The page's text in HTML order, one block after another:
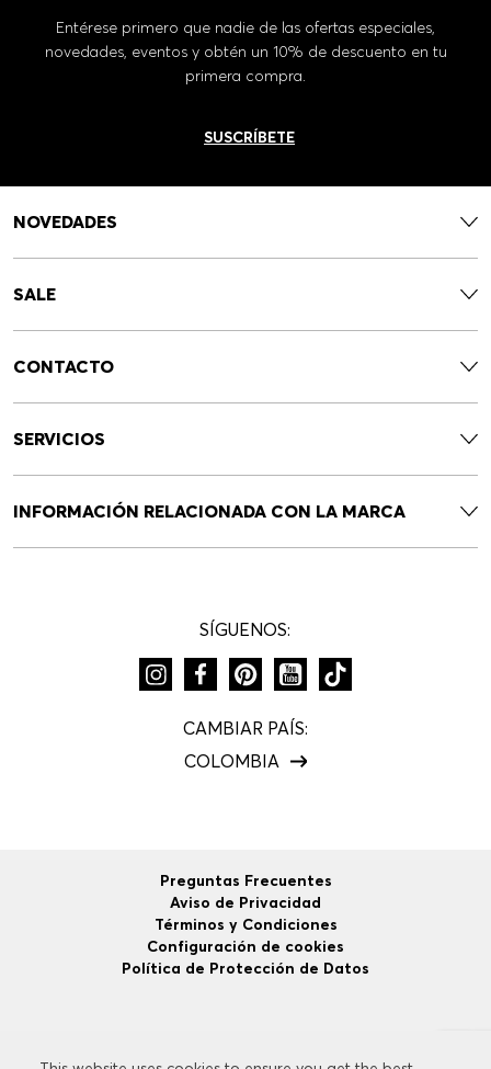
Entérese primero que nadie de las ofertas especiales,
novedades, eventos y obtén un 10% de descuento en tu
primera compra.
SUSCRÍBETE
NOVEDADES
SALE
CONTACTO
SERVICIOS
INFORMACIÓN RELACIONADA CON LA MARCA
SÍGUENOS:
CAMBIAR PAÍS:
COLOMBIA
Preguntas Frecuentes
Aviso de Privacidad
Términos y Condiciones
Configuración de cookies
Política de Protección de Datos
© 2026 HUGO BOSS Todos los Derechos Reservados.